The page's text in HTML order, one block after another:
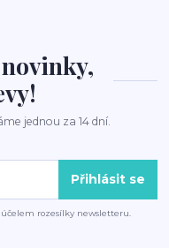
jednou za 14 dní.
Přihlásit se
účelem rozesílky newsletteru.